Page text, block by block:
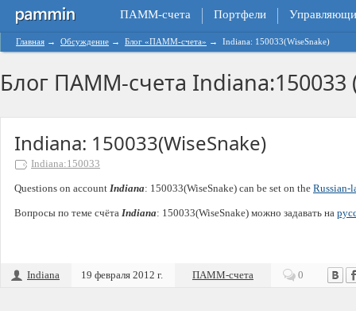
ПАММ-счета Портфели
Главная → Обсуждение → Блог «ПАММ-счета» → Indiana: 150033(WiseSnake)
Блог ПАММ-счета Indiana:150033
Indiana: 150033(WiseSnake)
Indiana:150033
Questions on account Indiana: 150033(WiseSnake) can be set on the Russian-
Вопросы по теме счёта Indiana: 150033(WiseSnake) можно задавать на
Indiana 19 февраля 2012 г. ПАММ-счета 0